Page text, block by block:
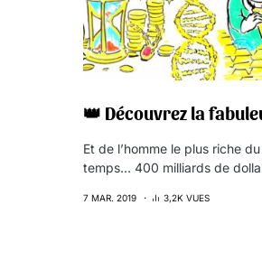
👑 Découvrez la
Et de l’homme le plus riche
temps… 400 milliards de
7 MAR. 2019 3,2K VUES